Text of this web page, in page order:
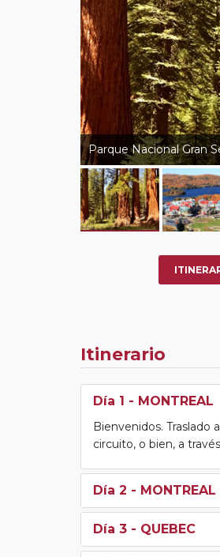
Parque Nacional Gran
Itinerario
Día 1 - MONTREAL
Bienvenidos. Traslado
circuito, o bien, a
Día 2 - MONTREAL
Día 3 - QUEBEC